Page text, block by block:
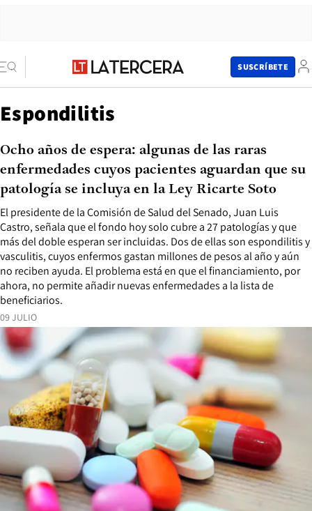
SUSCRÍBETE
Espondilitis
09 JULIO
El presidente de la Comisión de Salud del Senado, Juan Luis
Castro, señala que el fondo hoy solo cubre a 27 patologías y que
más del doble esperan ser incluidas. Dos de ellas son espondilitis y
vasculitis, cuyos enfermos gastan millones de pesos al año y aún
no reciben ayuda. El problema está en que el financiamiento, por
ahora, no permite añadir nuevas enfermedades a la lista de
beneficiarios.
Ocho años de espera: algunas de las raras
enfermedades cuyos pacientes aguardan que su
patología se incluya en la Ley Ricarte Soto